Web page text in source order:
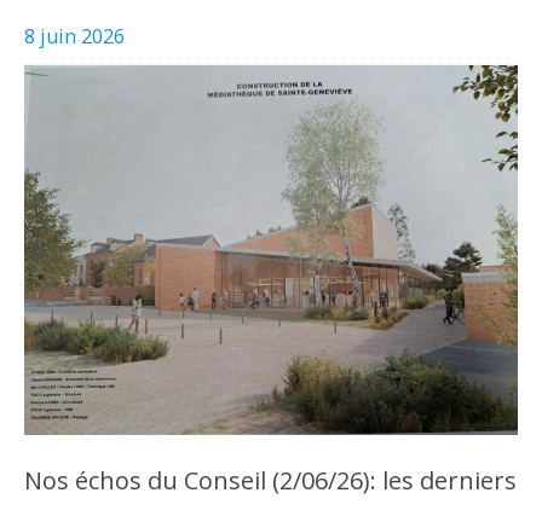
8 juin 2026
Nos échos du Conseil (2/06/26): les derniers